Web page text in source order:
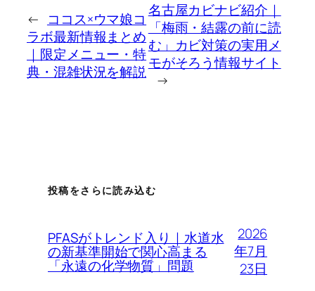
←
ココス×ウマ娘コ
ラボ最新情報まとめ
｜限定メニュー・特
典・混雑状況を解説
名古屋カビナビ紹介｜
「梅雨・結露の前に読
む」カビ対策の実用メ
モがそろう情報サイト
→
投稿をさらに読み込む
PFASがトレンド入り｜水道水
の新基準開始で関心高まる
「永遠の化学物質」問題
2026
年7月
23日